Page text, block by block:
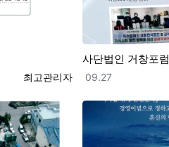
등록자
최고관리자
사단법인 거창포럼
등록일
09.27